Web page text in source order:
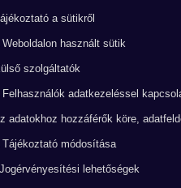
a sütikről
Weboldalon használt sütik
szolgáltatók
Felhasználók adatkezeléssel
adatokhoz hozzáférők köre,
Tájékoztató módosítása
lehetőségek